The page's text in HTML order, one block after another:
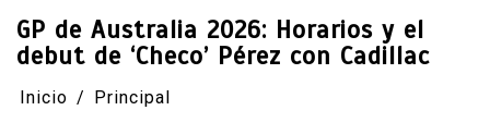
GP de Australia 2026: Horarios y el
debut de ‘Checo’ Pérez con Cadillac
Inicio Principal